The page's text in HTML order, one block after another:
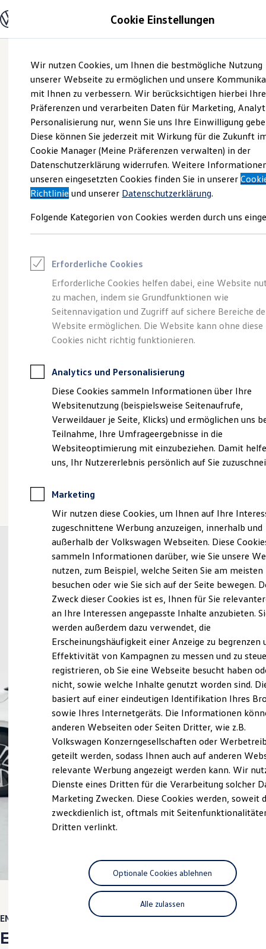
Hauptinhalt
springen
Footer
springen
Modelle und Konfigurator
Modelle vergleichen
Elektroautos
ENERGY Sondermodelle
Nutzfahrzeuge
SUV und CUV
Familienautos
Kombis
Kompaktwagen
Sportwagen
Schnell verfügbare Fahrzeuge
Angebote und Produkte
Aktuelle Angebote
E-Auto-Förderung
Volkswagen Marktplatz
Junge Gebrauchtwagen und Gebrauchtwagen
Saisonangebote
Leasing
Leasing-Angebote
Gebrauchtwagen Leasing
Junge Gebrauchtwagen-Leasing
Elektroauto Leasing
Kleinwagen-Leasing
Leasing ohne Anzahlung
Autokredit mit Schlussrate
Versicherungen und Garantien
Kfz-Versicherung
Restschuldversicherungen
Garantien
Wartungsverträge
Geschäftskunden
Professional Class bei Volkswagen
Großkunden
Behörden
Anpfiff zum Gewinn
Elektroautos
ID. Tutorials
Elektrofahrzeugkonzepte
Reichweite
Reichweite der ID. Modelle
Reichweite im Winter
Laden
Laden unterwegs
Laden Zuhause
Ladezeitensimulator
Batterie
Sicherheit
Garantie und Lebensdauer
Nachhaltigkeit
Technologie
Kosten und Kauf
Verbrauchskosten
Kaufoptionen
E-Auto-Förderung
Software und Konnektivität
Die ID. Software 6
ID. Software Versionen und Updates
Digitale Extras
Schnittstellen zu Ihrem ID.
Hybridautos
Marke und Erlebnis
Volkswagen R und R Experience
Driving Experience
Volkswagen entdecken
Werkbesichtigung
Factory visit
Lifestyle Shop
T-Roc Kollektion
Vielseitig, komfortabel,
leistungsstark. Der
Touran.
ENERGY
ENERGY
Cookie Einstellungen
Wir nutzen Cookies, um Ihnen die bestmögliche Nutzung
unserer Webseite zu ermöglichen und unsere
mit Ihnen zu verbessern. Wir berücksichtigen hierbei Ihre
Präferenzen und verarbeiten Daten für Marketing,
Personalisierung nur, wenn Sie uns Ihre Einwilligung
Diese können Sie jederzeit mit Wirkung für die Zukunft
Cookie Manager (Meine Präferenzen verwalten) in der
Datenschutzerklärung widerrufen. Weitere
unseren eingesetzten Cookies finden Sie in unserer
Richtlinie und unserer Datenschutzerklärung.
Folgende Kategorien von Cookies werden durch uns
Erforderliche Cookies
Erforderliche Cookies helfen dabei, eine Website
zu machen, indem sie Grundfunktionen wie
Seitennavigation und Zugriff auf sichere Bereiche
Website ermöglichen. Die Website kann ohne diese
Cookies nicht richtig funktionieren.
Analytics und Personalisierung
Diese Cookies sammeln Informationen über Ihre
Websitenutzung (beispielsweise Seitenaufrufe,
Verweildauer je Seite, Klicks) und ermöglichen uns
Teilnahme, Ihre Umfrageergebnisse in die
Websiteoptimierung mit einzubeziehen. Damit
uns, Ihr Nutzererlebnis persönlich auf Sie
Marketing
Wir nutzen diese Cookies, um Ihnen auf Ihre
zugeschnittene Werbung anzuzeigen, innerhalb und
außerhalb der Volkswagen Webseiten. Diese
sammeln Informationen darüber, wie Sie unsere
nutzen, zum Beispiel, welche Seiten Sie am meisten
besuchen oder wie Sie sich auf der Seite bewegen.
Zweck dieser Cookies ist es, Ihnen für Sie
an Ihre Interessen angepasste Inhalte anzubieten.
werden außerdem dazu verwendet, die
Erscheinungshäufigkeit einer Anzeige zu begrenzen
Effektivität von Kampagnen zu messen und zu
registrieren, ob Sie eine Webseite besucht haben
nicht, sowie welche Inhalte genutzt worden sind.
basiert auf einer eindeutigen Identifikation Ihres
sowie Ihres Internetgeräts. Die Informationen
anderen Webseiten oder Seiten Dritter, wie z.B.
Volkswagen Konzerngesellschaften oder
geteilt werden, sodass Ihnen auch auf anderen
relevante Werbung angezeigt werden kann. Wir
Dienste eines Dritten für die Verarbeitung solcher
Marketing Zwecken. Diese Cookies werden, soweit
zweckdienlich ist, oftmals mit
Dritten verlinkt.
Alle zulassen
Optionale Cookies ablehnen